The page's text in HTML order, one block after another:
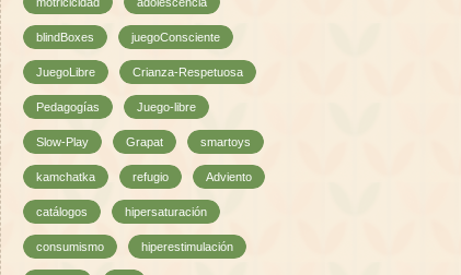
blindBoxes juegoConsciente
JuegoLibre Crianza-Respetuosa
Pedagogías Juego-libre
Slow-Play Grapat smartoys
kamchatka refugio Adviento
catálogos hipersaturación
consumismo hiperestimulación